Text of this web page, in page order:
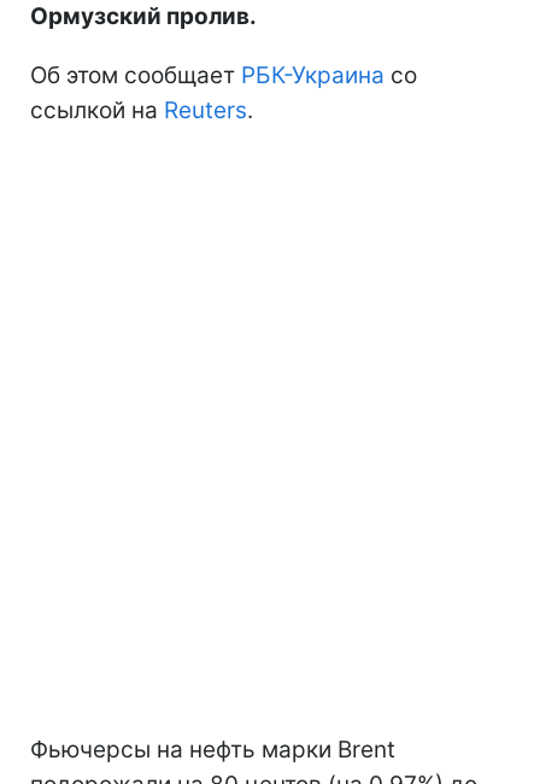
Ормузский пролив.
Об этом сообщает РБК-Украина со
ссылкой на Reuters.
Фьючерсы на нефть марки Brent